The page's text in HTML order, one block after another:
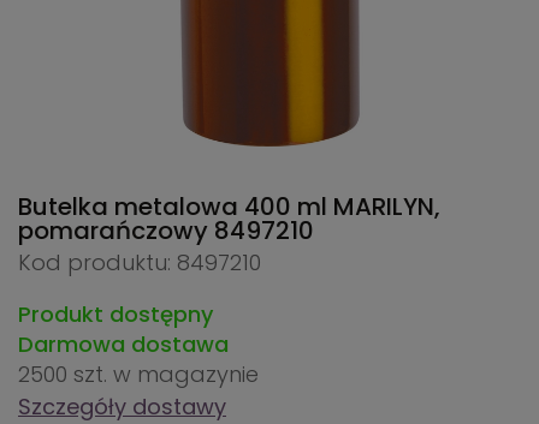
Butelka metalowa 400 ml MARILYN,
pomarańczowy 8497210
Kod produktu: 8497210
Produkt dostępny
Darmowa dostawa
2500 szt. w magazynie
Szczegóły dostawy